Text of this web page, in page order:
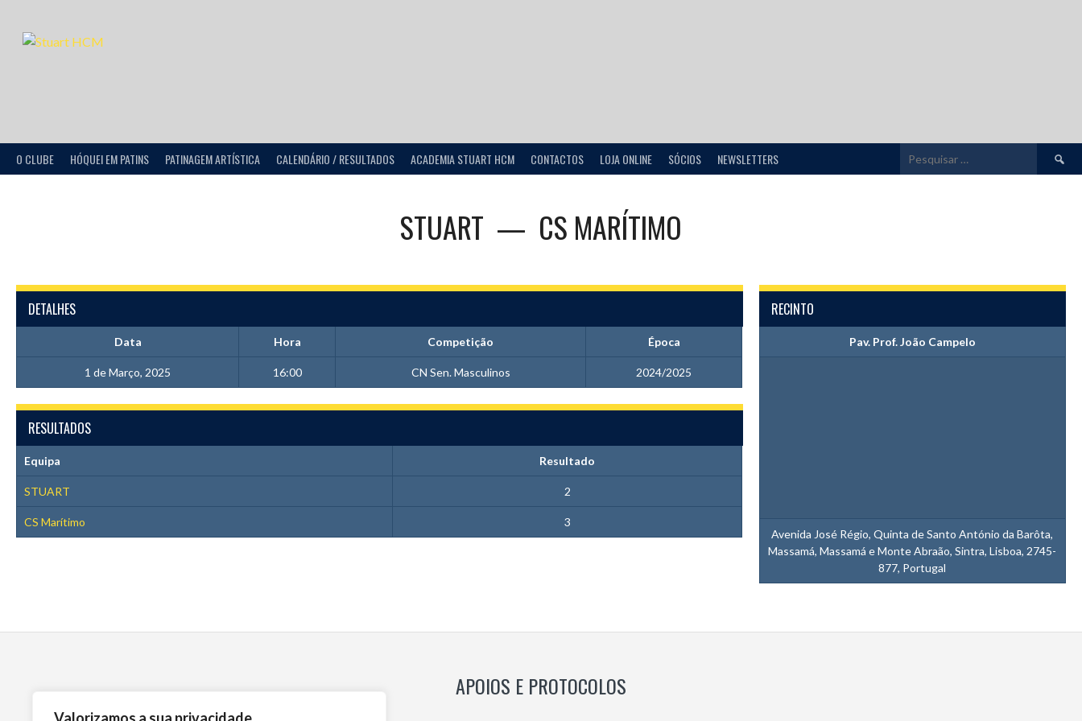
O CLUBE HÓQUEI EM PATINS PATINAGEM ARTÍSTICA CALENDÁRIO / RESULTADOS ACADEMIA STUART HCM CONTACTOS LOJA ONLINE SÓCIOS NEWSLETTERS
por:
STUART — CS MARÍTIMO
DETALHES
Data Hora Competição Época
1 de Março, 2025 16:00 CN Sen. Masculinos 2024/2025
RECINTO
Pav. Prof. João Campelo
Avenida José Régio, Quinta de Santo António da Barôta,
Massamá, Massamá e Monte Abraão, Sintra, Lisboa, 2745-
877, Portugal
RESULTADOS
Equipa Resultado
STUART 2
CS Marítimo 3
APOIOS E PROTOCOLOS